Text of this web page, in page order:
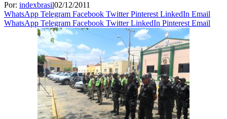
Por: indexbrasil02/12/2011
WhatsApp Telegram Facebook Twitter Pinterest LinkedIn Email
WhatsApp Telegram Facebook Twitter LinkedIn Pinterest Email